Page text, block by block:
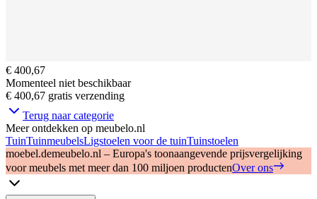
€ 400,67
Momenteel niet beschikbaar
€ 400,67 gratis verzending
Terug naar categorie
Meer ontdekken op meubelo.nl
TuinTuinmeubelsLigstoelen voor de tuinTuinstoelen
moebel.demeubelo.nl – Europa's toonaangevende prijsvergelijking
voor meubels met meer dan 100 miljoen productenOver ons